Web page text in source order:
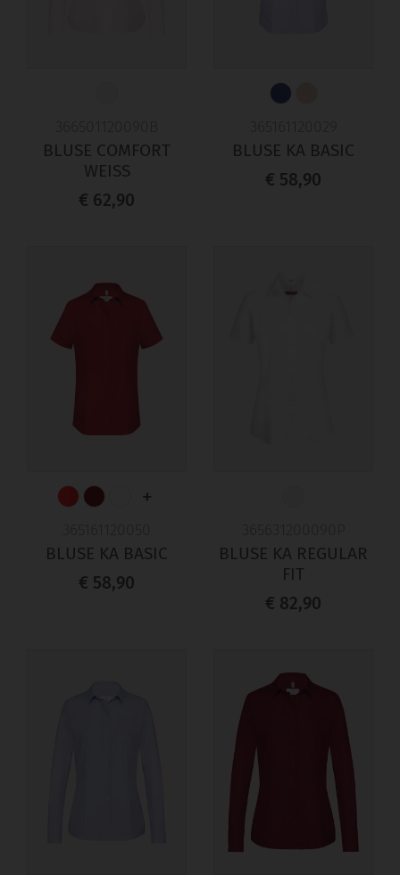
BLUSE COMFORT
WEISS
€ 62,90
BLUSE KA BASIC
€ 58,90
+
BLUSE KA BASIC
€ 58,90
BLUSE KA REGULAR
FIT
€ 82,90